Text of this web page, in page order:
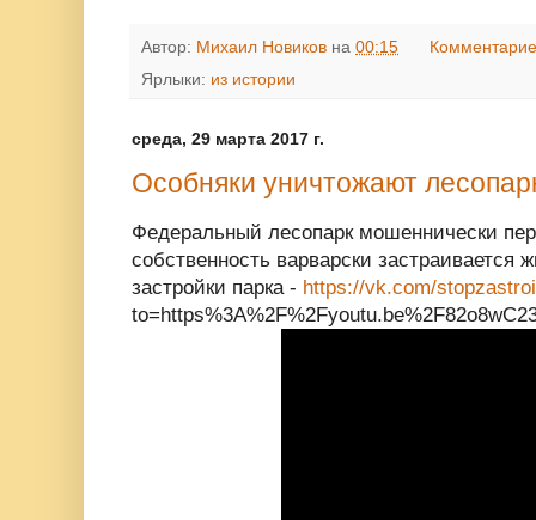
Автор: Михаил Новиков на 00:15
Ярлыки: из истории
среда, 29 марта 2017 г.
Особняки уничтожают
Федеральный лесопарк мошеннически
собственность варварски застраивается
застройки парка - https://vk.com/stopzastroi